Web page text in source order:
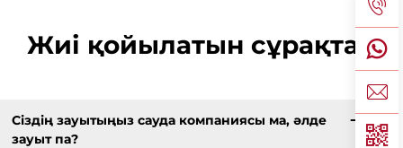
Жиі қойылатын сұрақтар
Сіздің зауытыңыз сауда компаниясы ма, әлде
зауыт па?